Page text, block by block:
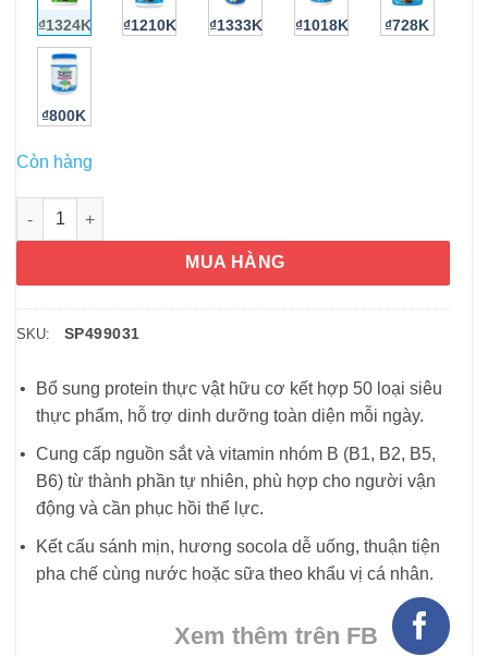
₫1324K ₫1210K ₫1333K ₫1018K ₫728K
₫800K
Còn hàng
Bột Protein hữu cơ Orgain Organic Protein 50 Superfoods
MUA HÀNG
SKU: SP499031
Bổ sung protein thực vật hữu cơ kết hợp 50 loại siêu
thực phẩm, hỗ trợ dinh dưỡng toàn diện mỗi ngày.
Cung cấp nguồn sắt và vitamin nhóm B (B1, B2, B5,
B6) từ thành phần tự nhiên, phù hợp cho người vận
động và cần phục hồi thể lực.
Kết cấu sánh mịn, hương socola dễ uống, thuận tiện
pha chế cùng nước hoặc sữa theo khẩu vị cá nhân.
Xem thêm trên FB